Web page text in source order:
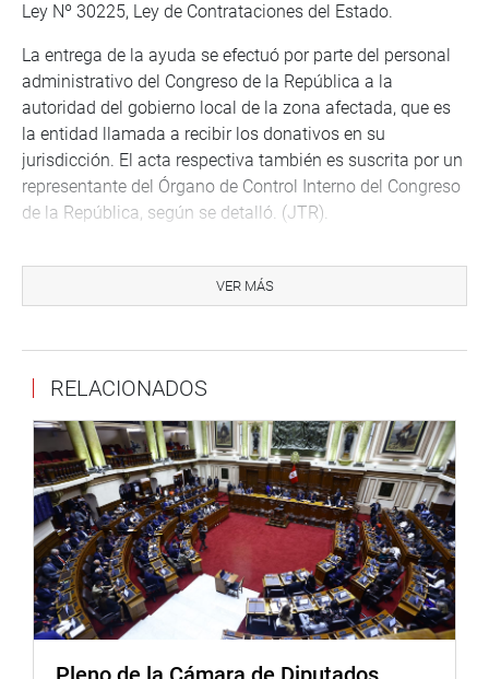
Ley Nº 30225, Ley de Contrataciones del Estado.
La entrega de la ayuda se efectuó por parte del personal
administrativo del Congreso de la República a la
autoridad del gobierno local de la zona afectada, que es
la entidad llamada a recibir los donativos en su
jurisdicción. El acta respectiva también es suscrita por un
representante del Órgano de Control Interno del Congreso
de la República, según se detalló. (JTR).
Puede encontrar más información en nuestra página web
http://www.congreso.gob.pe/
Facebook:https://www.facebook.com/congresoperu
Twitter:https://twitter.com/congresoperu
VER MÁS
RELACIONADOS